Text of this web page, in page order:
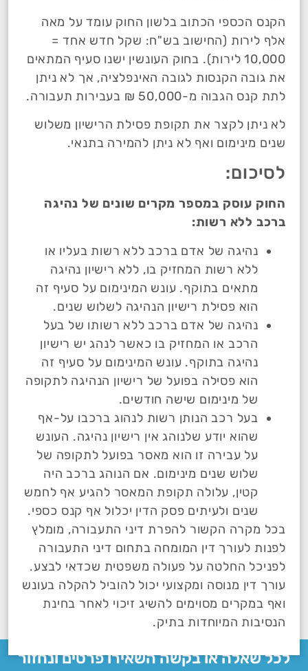
הקנס הכספי הכתוב בלשון החוק עומד על מאה
אלף לירות (החישוב בש"ח: שקל חדש אחד =
10,000 לירות). בחוק העונשין ישנו סעיף המתאים
את גובה הקנסות לגובה האינפלציה, אך לא ניתן
לתת קנס הגבוה מ-50,000 ₪ בעבירות תעבורה.
לא ניתן לקצר את תקופת פסילת הרישיון משלוש
שנים מינימום ואף לא ניתן להמירה בתנאי.
לסיכום:
החוק עוסק במספר מקרים שונים של נהיגה
ברכב ללא רשות:
נהיגה של אדם ברכב ללא רשות בעליו או
ללא רשות המחזיק בו, ללא רישיון נהיגה
מתאים בתוקף. עונש המינימום על סעיף זה
הוא פסילת רישיון הנהיגה לשלוש שנים.
נהיגה של אדם ברכב ללא רשותו של בעל
הרכב או המחזיק בו כאשר לנהג יש רישיון
נהיגה בתוקף. עונש המינימום על סעיף זה
הוא פסילה בפועל של רישיון הנהיגה לתקופה
של מינימום שישה חודשים.
בעל רכב הנותן רשות לנהוג ברכבו על-אף
שהוא יודע שלנוהג אין רישיון נהיגה. העונש
על עבירה זו הוא מאסר בפועל לתקופה של
שלוש שנים מינימום. אם הנוהג ברכב היה
קטין, עלולה תקופת המאסר להגיע אף לחמש
שנים ולעיתים פסק הדין יכלול אף קנס כספי.
בכל מקרה הקשור להפרת דיני התעבורה, מומלץ
לפנות לעורך דין המומחה בתחום דיני התעבורה
לפניכל החלטה על פעולה משפטית שכדאי לבצע.
עורך דין מנוסה ומקצועי יכול להוביל להקלה בעונש
ואף במקרים מסוימים להשיג זיכוי לאחר בחינת
הנסיבות המיוחדות בתיק.
לכל שאלה או בקשה השאירו פרטים ונחזור